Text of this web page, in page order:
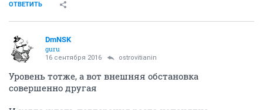
ОТВЕТИТЬ
DmNSK
guru
16 сентября 2016 ostrovitianin
Уровень тотже, а вот внешняя обстановка
совершенно другая